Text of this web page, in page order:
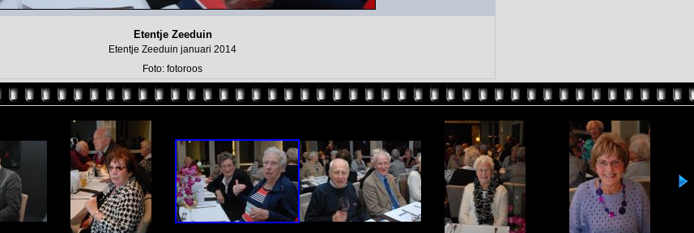
Etentje Zeeduin
Etentje Zeeduin januari 2014
Foto: fotoroos